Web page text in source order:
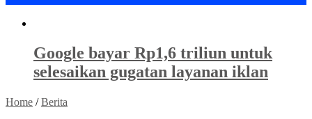
Google bayar Rp1,6 triliun untuk
selesaikan gugatan layanan iklan
Home /Berita